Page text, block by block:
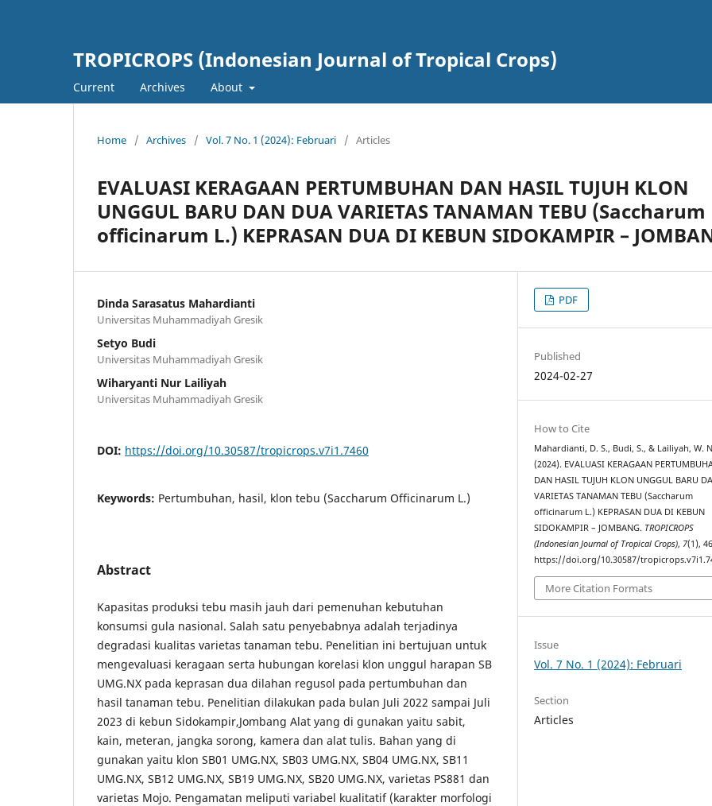
TROPICROPS (Indonesian Journal of Tropical Crops)
Current Archives About
Home / Archives / Vol. 7 No. 1 (2024): Februari / Articles
EVALUASI KERAGAAN PERTUMBUHAN DAN HASIL TUJUH KLON
UNGGUL BARU DAN DUA VARIETAS TANAMAN TEBU (Saccharum
officinarum L.) KEPRASAN DUA DI KEBUN SIDOKAMPIR –
Dinda Sarasatus Mahardianti
Universitas Muhammadiyah Gresik
Setyo Budi
Universitas Muhammadiyah Gresik
Wiharyanti Nur Lailiyah
Universitas Muhammadiyah Gresik
DOI: https://doi.org/10.30587/tropicrops.v7i1.7460
Keywords: Pertumbuhan, hasil, klon tebu (Saccharum Officinarum L.)
Abstract
Kapasitas produksi tebu masih jauh dari pemenuhan kebutuhan
konsumsi gula nasional. Salah satu penyebabnya adalah terjadinya
degradasi kualitas varietas tanaman tebu. Penelitian ini bertujuan untuk
mengevaluasi keragaan serta hubungan korelasi klon unggul harapan SB
UMG.NX pada keprasan dua dilahan regusol pada pertumbuhan dan
hasil tanaman tebu. Penelitian dilakukan pada bulan Juli 2022 sampai Juli
2023 di kebun Sidokampir,Jombang Alat yang di gunakan yaitu sabit,
kain, meteran, jangka sorong, kamera dan alat tulis. Bahan yang di
gunakan yaitu klon SB01 UMG.NX, SB03 UMG.NX, SB04 UMG.NX, SB11
UMG.NX, SB12 UMG.NX, SB19 UMG.NX, SB20 UMG.NX, varietas PS881 dan
varietas Mojo. Pengamatan meliputi variabel kualitatif (karakter morfologi
PDF
Published
2024-02-27
How to Cite
Mahardianti, D. S., Budi, S., & Lailiyah, W.
(2024). EVALUASI KERAGAAN
DAN HASIL TUJUH KLON UNGGUL BARU
VARIETAS TANAMAN TEBU (Saccharum
officinarum L.) KEPRASAN DUA DI KEBUN
SIDOKAMPIR – JOMBANG. TROPICROPS
(Indonesian Journal of Tropical Crops), 7(1),
https://doi.org/10.30587/
More Citation Formats
Issue
Vol. 7 No. 1 (2024): Februari
Section
Articles